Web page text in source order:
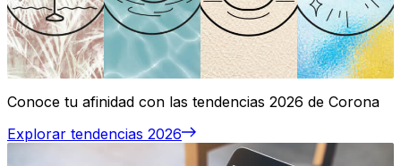
Conoce tu afinidad con las tendencias 2026 de Corona
Explorar tendencias 2026